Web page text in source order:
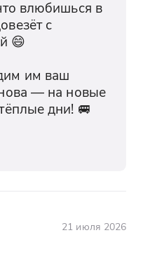
влюбишься в
с
😄
им ваш
— на новые
дни! 🚐
21 июля 2026